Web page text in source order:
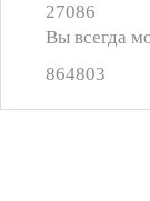
27086
Вы всегда
864803